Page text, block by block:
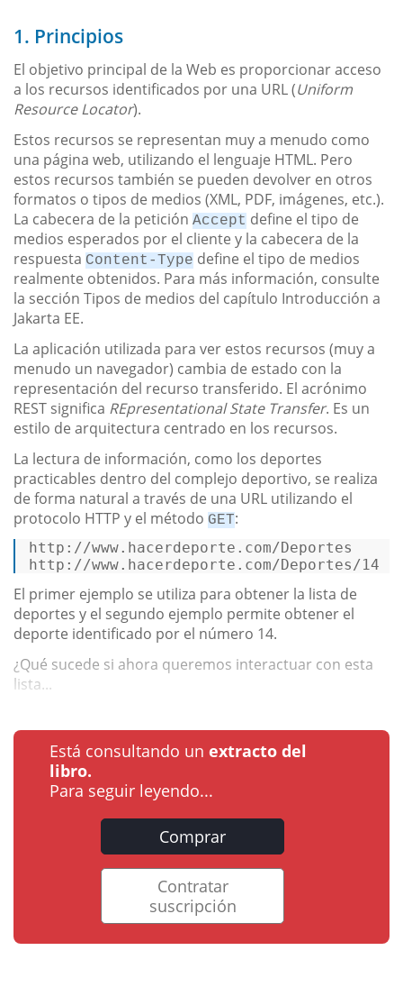
1. Principios
El objetivo principal de la Web es proporcionar acceso
a los recursos identificados por una URL (Uniform
Resource Locator).
Estos recursos se representan muy a menudo como
una página web, utilizando el lenguaje HTML. Pero
estos recursos también se pueden devolver en otros
formatos o tipos de medios (XML, PDF, imágenes, etc.).
La cabecera de la petición Accept define el tipo de
medios esperados por el cliente y la cabecera de la
respuesta Content-Type define el tipo de medios
realmente obtenidos. Para más información, consulte
la sección Tipos de medios del capítulo Introducción a
Jakarta EE.
La aplicación utilizada para ver estos recursos (muy a
menudo un navegador) cambia de estado con la
representación del recurso transferido. El acrónimo
REST significa REpresentational State Transfer. Es un
estilo de arquitectura centrado en los recursos.
La lectura de información, como los deportes
practicables dentro del complejo deportivo, se realiza
de forma natural a través de una URL utilizando el
protocolo HTTP y el método GET:
http://www.hacerdeporte.com/Deportes
http://www.hacerdeporte.com/Deportes/14
El primer ejemplo se utiliza para obtener la lista de
deportes y el segundo ejemplo permite obtener el
deporte identificado por el número 14.
¿Qué sucede si ahora queremos interactuar con esta
lista...
Está consultando un extracto del
libro.
Para seguir leyendo...
Comprar
Contratar
suscripción